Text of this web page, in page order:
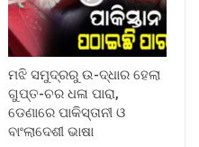
ମଝି ସମୁଦ୍ରରୁ ଉ-ଦ୍ଧାର ହେଲା
ଗୁପ୍ତ-ଚର ଧଳା ପାରା,
ଡେଣାରେ ପାକିସ୍ତାନୀ ଓ
ବାଂଲାଦେଶୀ ଭାଷା